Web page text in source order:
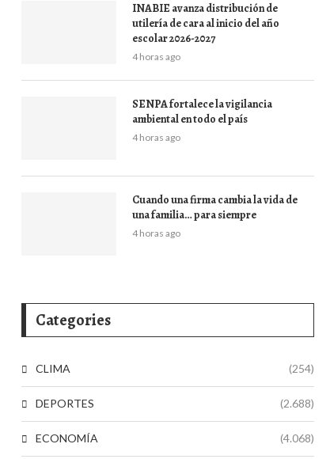
INABIE avanza distribución de
utilería de cara al inicio del año
escolar 2026-2027
4 horas ago
SENPA fortalece la vigilancia
ambiental en todo el país
4 horas ago
Cuando una firma cambia la vida de
una familia… para siempre
4 horas ago
Categories
CLIMA (254)
DEPORTES (2.688)
ECONOMÍA (4.068)